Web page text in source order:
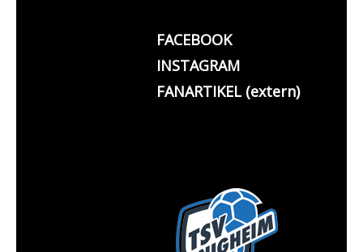
FACEBOOK
INSTAGRAM
FANARTIKEL (extern)